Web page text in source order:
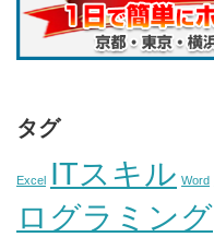
タグ
Excel ITスキル Word
ログラミング